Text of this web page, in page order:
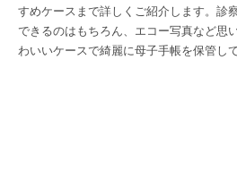
すめケースまで詳しくご紹介します。診
できるのはもちろん、エコー写真など思
わいいケースで綺麗に母子手帳を保管し